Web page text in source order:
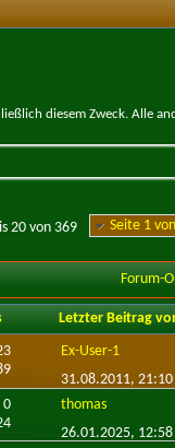
diesem Zweck. Alle
Seite 1
20 von 369
Forum-
Letzter Beitrag
Ex-User-1
31.08.2011, 21:10
0
thomas
26.01.2025, 12:58